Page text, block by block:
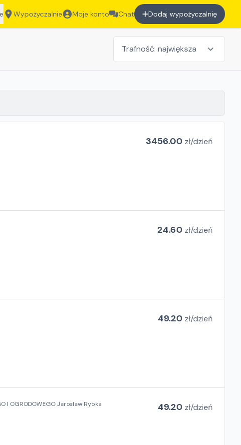
Wypożyczalnie Moje konto Chat Dodaj wypożyczalnię
3456.00 zł/dzień
24.60 zł/dzień
49.20 zł/dzień
I OGRODOWEGO Jaroslaw Rybka 49.20 zł/dzień